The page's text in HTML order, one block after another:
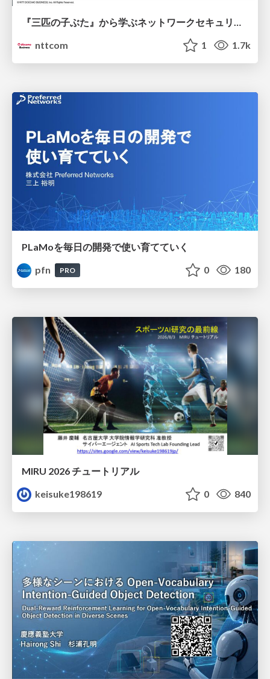
『三匹の子ぶた』から学ぶネットワークセキュリティの昔と今 / Network Security: Then and Now Through the Lens of The Three Little Pigs
nttcom
1 1.7k
PLaMoを毎日の開発で使い育てていく
pfn
PRO 0 180
MIRU 2026 チュートリアル
keisuke198619
0 840